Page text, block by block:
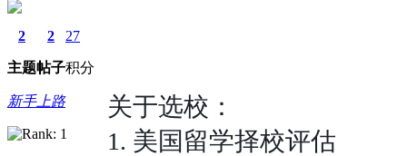
2
主题
2
帖子
27
积分
新手上路
关于选校：
1. 美国留学择校评估